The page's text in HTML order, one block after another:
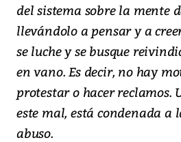
del sistema sobre la mente
llevándolo a pensar y a
se luche y se busque
en vano. Es decir, no hay
protestar o hacer reclamos.
este mal, está condenada a
abuso.